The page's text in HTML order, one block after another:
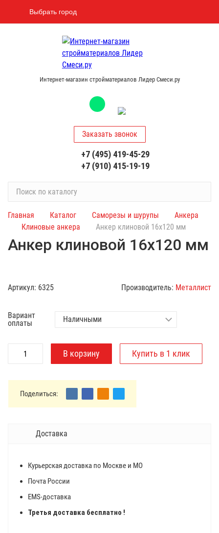
Выбрать город
Интернет-магазин стройматериалов Лидер Смеси.ру
и
п
т
л
о
Заказать звонок
+7 (495) 419-45-29
+7 (910) 415-19-19
Главная Каталог Саморезы и шурупы
Анкера
Клиновые анкера
Анкер клиновой 16х120 мм
Анкер клиновой 16х120 мм
Артикул: 6325 Производитель: Металлист
Вариант
оплаты
Поделиться:
Доставка
Курьерская доставка по Москве и МО
Почта России
EMS-доставка
Третья доставка бесплатно !